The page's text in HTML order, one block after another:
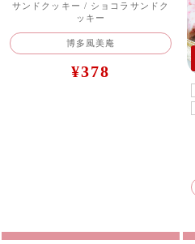
サンドクッキー / ショコラサンドク
ッキー
博多風美庵
¥378